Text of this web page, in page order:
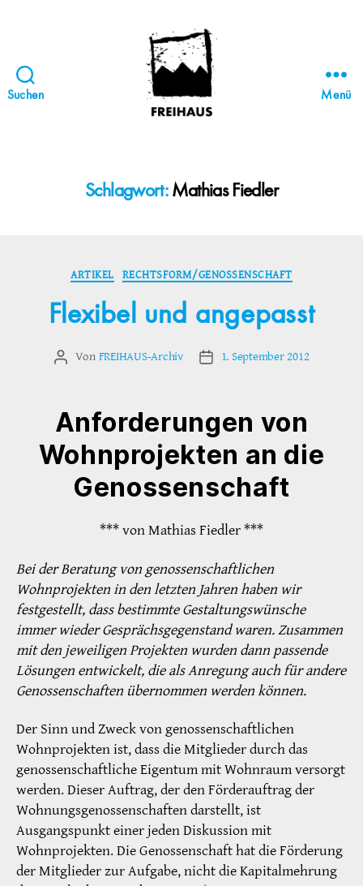
Suchen
STATTBAU
HAMBURG
Menü
Schlagwort: Mathias Fiedler
Kategorien
ARTIKEL RECHTSFORM/GENOSSENSCHAFT
Flexibel und angepasst
Beitragsautor
Von FREIHAUS-Archiv Veröffentlichungsdatum
1. September 2012
Anforderungen von
Wohnprojekten an die
Genossenschaft
*** von Mathias Fiedler ***
Bei der Beratung von genossenschaftlichen
Wohnprojekten in den letzten Jahren haben wir
festgestellt, dass bestimmte Gestaltungswünsche
immer wieder Gesprächsgegenstand waren. Zusammen
mit den jeweiligen Projekten wurden dann passende
Lösungen entwickelt, die als Anregung auch für andere
Genossenschaften übernommen werden können.
Der Sinn und Zweck von genossenschaftlichen
Wohnprojekten ist, dass die Mitglieder durch das
genossenschaftliche Eigentum mit Wohnraum versorgt
werden. Dieser Auftrag, der den Förderauftrag der
Wohnungsgenossenschaften darstellt, ist
Ausgangspunkt einer jeden Diskussion mit
Wohnprojekten. Die Genossenschaft hat die Förderung
der Mitglieder zur Aufgabe, nicht die Kapitalmehrung